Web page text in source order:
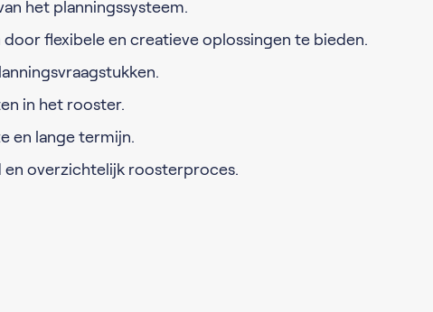
het planningssysteem.
flexibele en creatieve oplossingen te bieden.
in het rooster.
en lange termijn.
overzichtelijk roosterproces.